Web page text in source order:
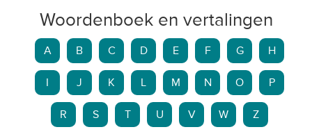
Woordenboek en vertalingen
A B C D E F G H
I J K L M N O P
R S T U V W Z